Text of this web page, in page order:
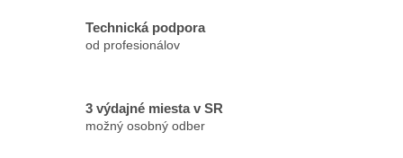
Technická podpora
od profesionálov
3 výdajné miesta v SR
možný osobný odber